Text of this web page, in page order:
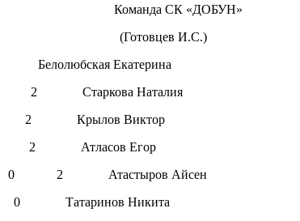
Команда СК «ДОБУН»
(Готовцев И.С.)
Екатерина
0 2 Старкова Наталия
2 Крылов Виктор
2 Атласов Егор
0 2 Атастыров Айсен
2 0 Татаринов Никита